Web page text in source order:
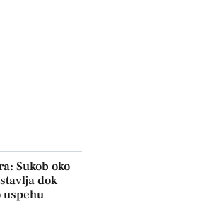
Sukob oko
dok
uspehu